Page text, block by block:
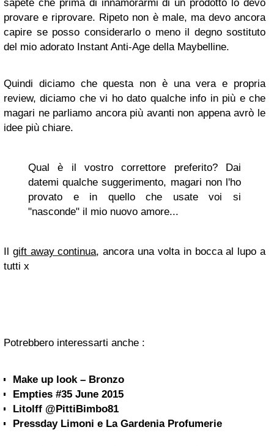
sapete che prima di innamorarmi di un prodotto lo devo
provare e riprovare. Ripeto non è male, ma devo ancora
capire se posso considerarlo o meno il degno sostituto
del mio adorato Instant Anti-Age della Maybelline.
Quindi diciamo che questa non è una vera e propria
review, diciamo che vi ho dato qualche info in più e che
magari ne parliamo ancora più avanti non appena avrò le
idee più chiare.
Qual è il vostro correttore preferito? Dai
datemi qualche suggerimento, magari non l'ho
provato e in quello che usate voi si
"nasconde" il mio nuovo amore...
gift away continua, ancora una volta in bocca al lupo a
tutti x
Potrebbero interessarti anche :
Make up look – Bronzo
Empties #35 June 2015
Litolff @PittiBimbo81
Pressday Limoni e La Gardenia Profumerie